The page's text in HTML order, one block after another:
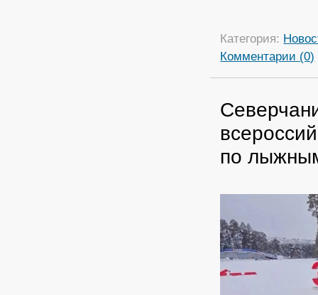
Категория:
Комментарии (0)
по